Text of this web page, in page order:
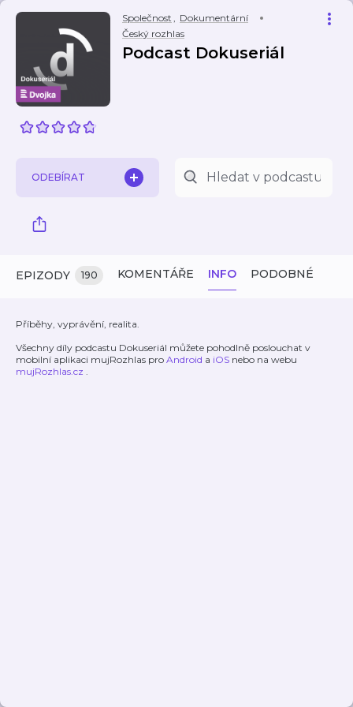
Společnost , Dokumentární
Český rozhlas
Podcast Dokuseriál
ODEBÍRAT
EPIZODY 190 KOMENTÁŘE INFO PODOBNÉ
Příběhy, vyprávění, realita.
Všechny díly podcastu Dokuseriál můžete pohodlně poslouchat v
mobilní aplikaci mujRozhlas pro Android a iOS nebo na webu
mujRozhlas.cz .